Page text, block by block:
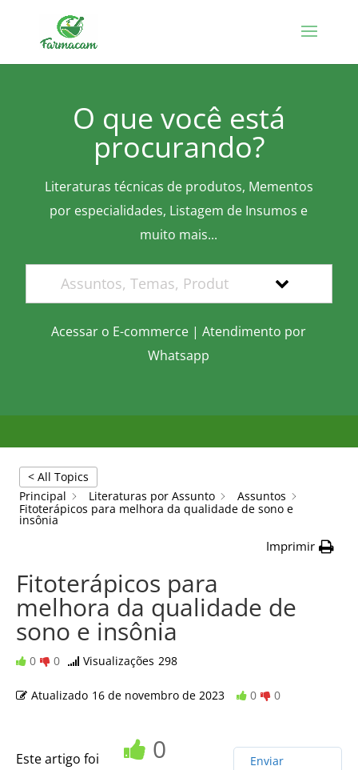
O que você está
procurando?
Literaturas técnicas de produtos, Mementos
por especialidades, Listagem de Insumos e
muito mais...
Acessar o E-commerce |Atendimento por
Whatsapp
< All Topics
Principal
Literaturas por Assunto
Assuntos
Fitoterápicos para melhora da qualidade de sono e
insônia
Imprimir
Fitoterápicos para
melhora da qualidade de
sono e insônia
0 0 Visualizações 298
Atualizado 16 de novembro de 2023 0 0
Este artigo foi
0
Enviar